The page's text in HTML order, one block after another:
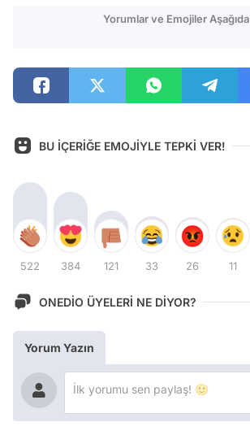
Yorumlar ve Emojiler Aşağıda
BU İÇERİĞE EMOJİYLE TEPKİ VER!
522 384 121 33 26 11
ONEDİO ÜYELERİ NE DİYOR?
Yorum Yazın